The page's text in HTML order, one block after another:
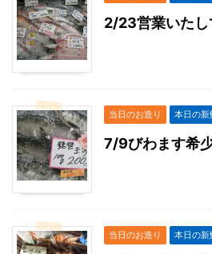
2/23営業いたし
当日のお造り 本日の新
7/9びわます希少
当日のお造り 本日の新